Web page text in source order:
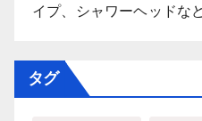
イプ、シャワーヘッドなど
タグ